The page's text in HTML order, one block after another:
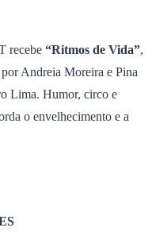
recebe “Ritmos de Vida”,
Andreia Moreira e Pina
Lima. Humor, circo e
o envelhecimento e a